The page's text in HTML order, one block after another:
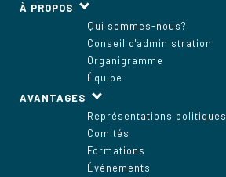
À PROPOS
Qui sommes-nous?
Conseil d'administration
Organigramme
Équipe
AVANTAGES
Représentations politiques
Comités
Formations
Événements